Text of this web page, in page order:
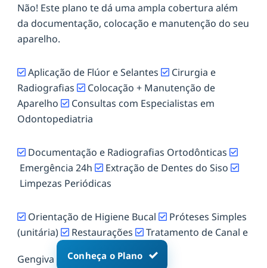
Não! Este plano te dá uma ampla cobertura além
da documentação, colocação e manutenção do seu
aparelho.
Aplicação de Flúor e Selantes
Cirurgia e
Radiografias
Colocação + Manutenção de
Aparelho
Consultas com Especialistas em
Odontopediatria
Documentação e Radiografias Ortodônticas
Emergência 24h
Extração de Dentes do Siso
Limpezas Periódicas
Orientação de Higiene Bucal
Próteses Simples
(unitária)
Restaurações Tratamento de Canal e
Gengiva Conheça o Plano